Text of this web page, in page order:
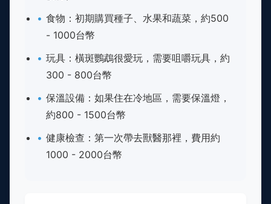
食物：初期購買種子、水果和蔬菜，約500
- 1000台幣
玩具：橫斑鸚鵡很愛玩，需要咀嚼玩具，約
300 - 800台幣
保溫設備：如果住在冷地區，需要保溫燈，
約800 - 1500台幣
健康檢查：第一次帶去獸醫那裡，費用約
1000 - 2000台幣